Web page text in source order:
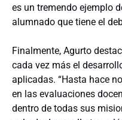
es un tremendo ejemplo
alumnado que tiene el
Finalmente, Agurto
cada vez más el
aplicadas. “Hasta hace
en las evaluaciones
dentro de todas sus